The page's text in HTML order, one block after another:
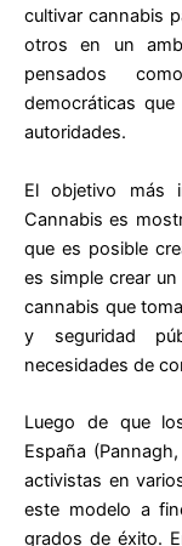
cultivar cannabis
otros en un
pensados
democráticas
autoridades.
El objetivo más
Cannabis es
que es posible
es simple crear
cannabis que
y seguridad
necesidades de
Luego de que
España
activistas en
este modelo a
grados de éxito.